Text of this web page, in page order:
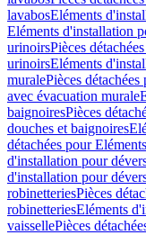
lavabosEléments
Eléments d'installation
urinoirsPièces
urinoirsEléments
muralePièces
avec évacuation murale
baignoiresPièces
douches et baignoires
détachées pour
d'installation pour
d'installation pour
robinetteriesPièces
robinetteriesEléments
vaissellePièces